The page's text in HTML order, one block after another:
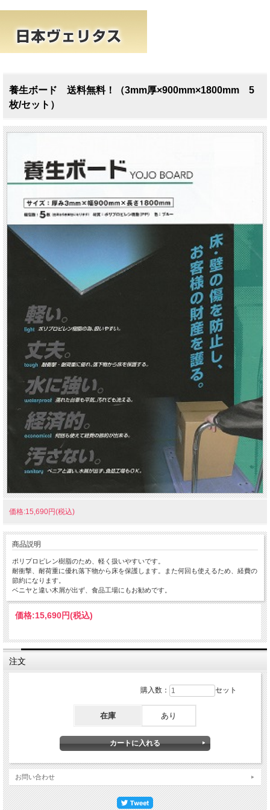
養生ボード 送料無料！（3mm厚×900mm×1800mm 5
枚/セット）
価格:15,690円(税込)
商品説明
ポリプロピレン樹脂のため、軽く扱いやすいです。
耐衝撃、耐荷重に優れ落下物から床を保護します。また何回も使えるため、経費の
節約になります。
ベニヤと違い木屑が出ず、食品工場にもお勧めです。
価格:15,690円(税込)
注文
購入数： セット
在庫 あり
お問い合わせ